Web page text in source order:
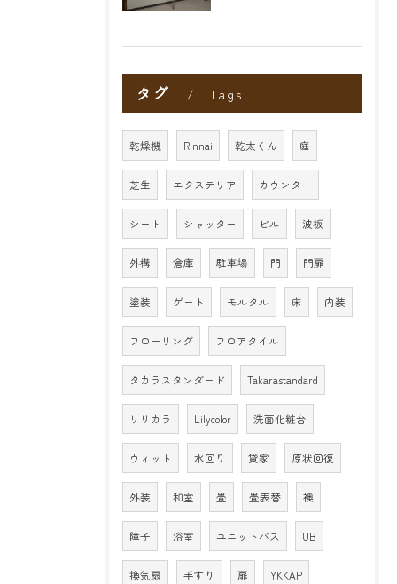
タグ Tags
乾燥機 Rinnai 乾太くん 庭
芝生 エクステリア カウンター
シート シャッター ビル 波板
外構 倉庫 駐車場 門 門扉
塗装 ゲート モルタル 床 内装
フローリング フロアタイル
タカラスタンダード Takarastandard
リリカラ Lilycolor 洗面化粧台
ウィット 水回り 貸家 原状回復
外装 和室 畳 畳表替 襖
障子 浴室 ユニットバス UB
換気扇 手すり 扉 YKKAP